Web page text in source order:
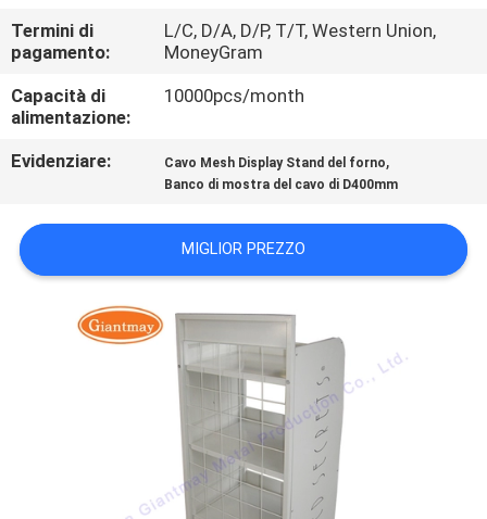
CASI
MAPPA
DEL
PRIVACY
Termini di
pagamento:
L/C, D/A, D/P, T/T, Western Union,
MoneyGram
Capacità di
alimentazione:
10000pcs/month
Evidenziare: Cavo Mesh Display Stand del forno,
Banco di mostra del cavo di D400mm
MIGLIOR PREZZO